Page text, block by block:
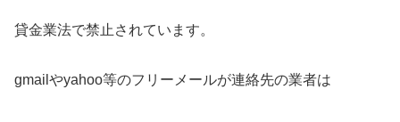
貸金業法で禁止されています。
gmailやyahoo等のフリーメールが連絡先の業者は